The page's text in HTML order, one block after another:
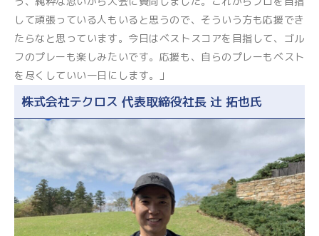
して頑張っている人もいると思うので、そういう方も応援でき
たらなと思っています。今日はベストスコアを目指して、ゴル
フのプレーも楽しみたいです。応援も、自らのプレーもベスト
を尽くしていい一日にします。」
株式会社テクロス 代表取締役社長 辻 拓也氏